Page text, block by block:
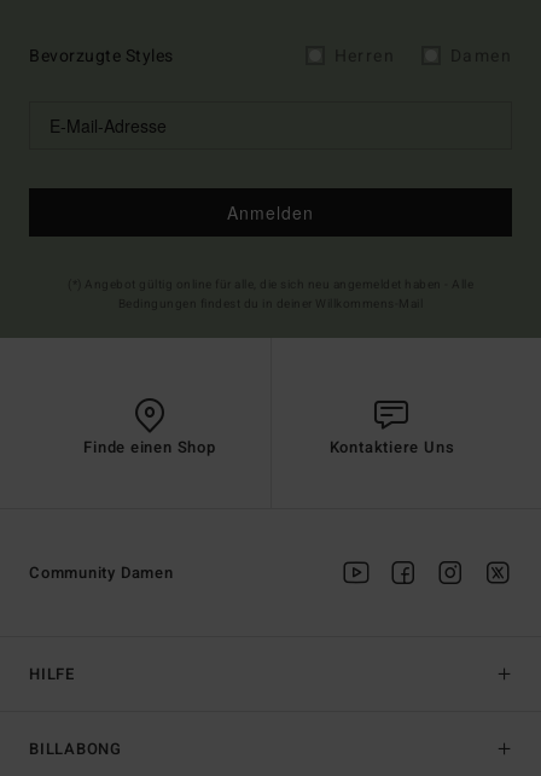
Bevorzugte Styles
Anmelden
Finde einen Shop Kontaktiere Uns
HILFE
BILLABONG
Community Damen